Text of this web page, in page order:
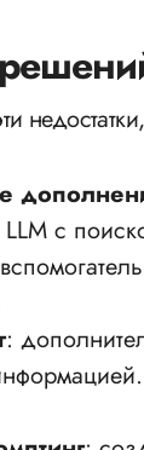
с
: